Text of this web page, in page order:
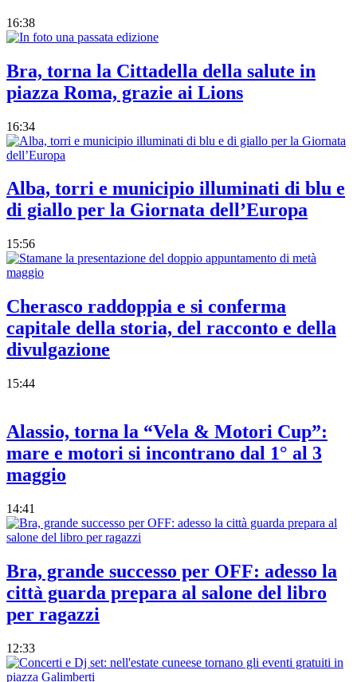
16:38
Bra, torna la Cittadella della salute in
piazza Roma, grazie ai Lions
16:34
Alba, torri e municipio illuminati di blu e
di giallo per la Giornata dell’Europa
15:56
Cherasco raddoppia e si conferma
capitale della storia, del racconto e della
divulgazione
15:44
Alassio, torna la “Vela & Motori Cup”:
mare e motori si incontrano dal 1° al 3
maggio
14:41
Bra, grande successo per OFF: adesso la
città guarda prepara al salone del libro
per ragazzi
12:33